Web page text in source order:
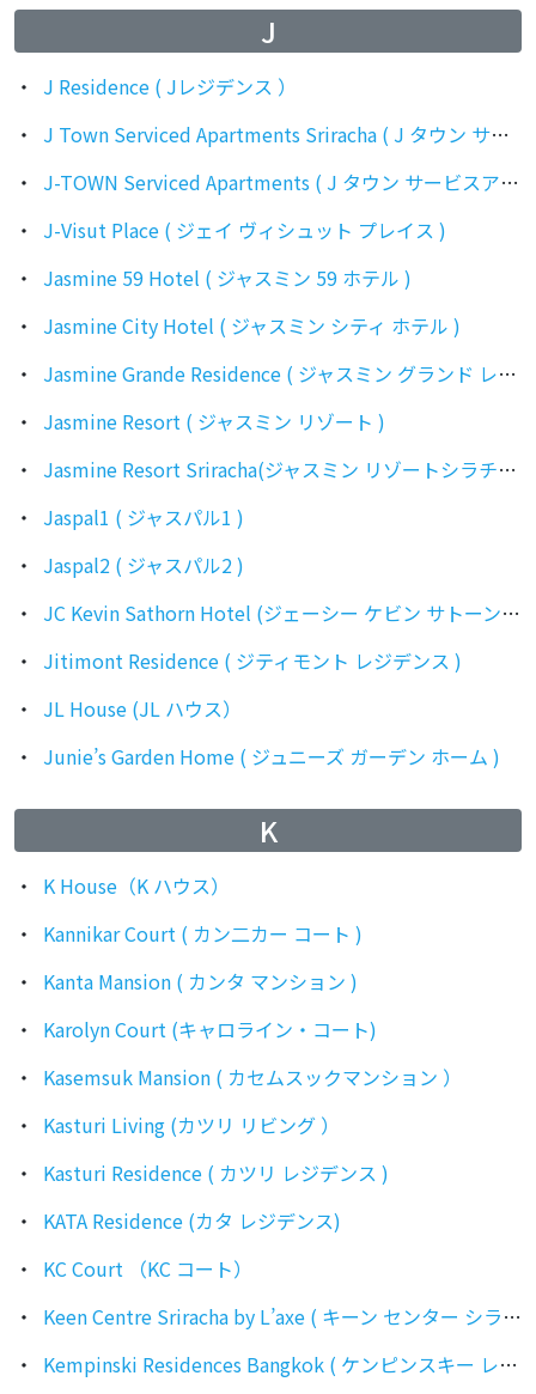
J
J Residence ( Jレジデンス ）
J Town Serviced Apartments Sriracha ( J タウン サービスアパートメント シラチャ )
J-TOWN Serviced Apartments ( J タウン サービスアパートメント )
J-Visut Place ( ジェイ ヴィシュット プレイス )
Jasmine 59 Hotel ( ジャスミン 59 ホテル )
Jasmine City Hotel ( ジャスミン シティ ホテル )
Jasmine Grande Residence ( ジャスミン グランド レジデンス )
Jasmine Resort ( ジャスミン リゾート )
Jasmine Resort Sriracha(ジャスミン リゾートシラチャ)
Jaspal1 ( ジャスパル1 )
Jaspal2 ( ジャスパル2 )
JC Kevin Sathorn Hotel (ジェーシー ケビン サトーンホテル)
Jitimont Residence ( ジティモント レジデンス )
JL House (JL ハウス）
Junie’s Garden Home ( ジュニーズ ガーデン ホーム )
K
K House（K ハウス）
Kannikar Court ( カン二カー コート )
Kanta Mansion ( カンタ マンション )
Karolyn Court (キャロライン・コート)
Kasemsuk Mansion ( カセムスックマンション ）
Kasturi Living (カツリ リビング ）
Kasturi Residence ( カツリ レジデンス )
KATA Residence (カタ レジデンス)
KC Court （KC コート）
Keen Centre Sriracha by L’axe ( キーン センター シラチャ バイ ラグゼ )
Kempinski Residences Bangkok ( ケンピンスキー レジデンス バンコク )